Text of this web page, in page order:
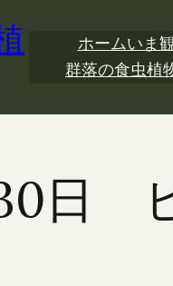
ホームいま
群落の食虫植
日